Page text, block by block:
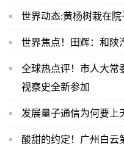
世界动态:黄杨树栽在院
世界焦点！田辉：和陕
全球热点评！市人大常
视察史全新参加
发展量子通信为何要上
酸甜的约定！广州白云